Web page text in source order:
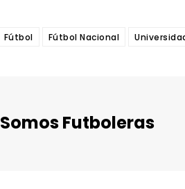
Fútbol Fútbol Nacional
Somos Futboleras